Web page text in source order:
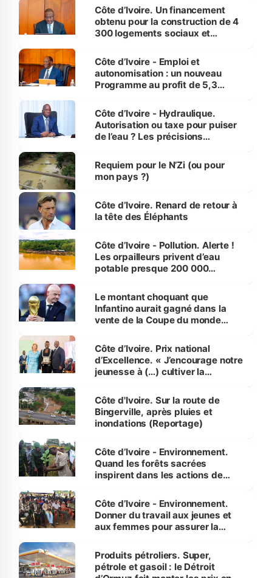
Côte d’Ivoire. Un financement
obtenu pour la construction de 4
300 logements sociaux et
et Yamoussoukro
Côte d’Ivoire - Emploi et
autonomisation : un nouveau
Programme au profit de 5,3
Côte d’Ivoire - Hydraulique.
Autorisation ou taxe pour puiser
de l’eau ? Les précisions
Requiem pour le N’Zi (ou pour
mon pays ?)
Côte d’Ivoire. Renard de retour à
la tête des Éléphants
Côte d’Ivoire - Pollution. Alerte !
Les orpailleurs privent d’eau
potable presque 200 000
Le montant choquant que
Infantino aurait gagné dans la
vente de la Coupe du monde
Côte d’Ivoire. Prix national
d’Excellence. « J’encourage notre
jeunesse à (…) cultiver la
(Alassane Ouattara
Côte d'Ivoire. Sur la route de
Bingerville, après pluies et
inondations (Reportage)
Côte d’Ivoire - Environnement.
Quand les forêts sacrées
inspirent dans les actions de
Côte d’Ivoire - Environnement.
Donner du travail aux jeunes et
aux femmes pour assurer la
menacées
Produits pétroliers. Super,
pétrole et gasoil : le Détroit